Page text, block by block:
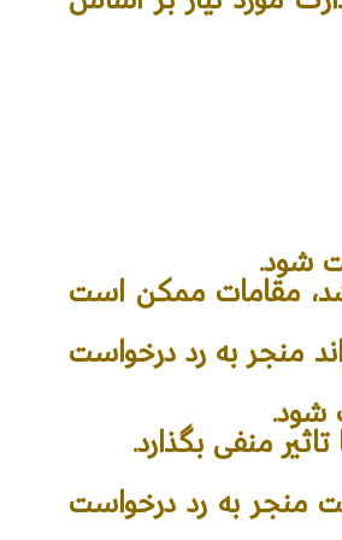
شود.
مقامات ممکن است
منجر به رد درخواست
شود.
منفی بگذارد.
منجر به رد درخواست